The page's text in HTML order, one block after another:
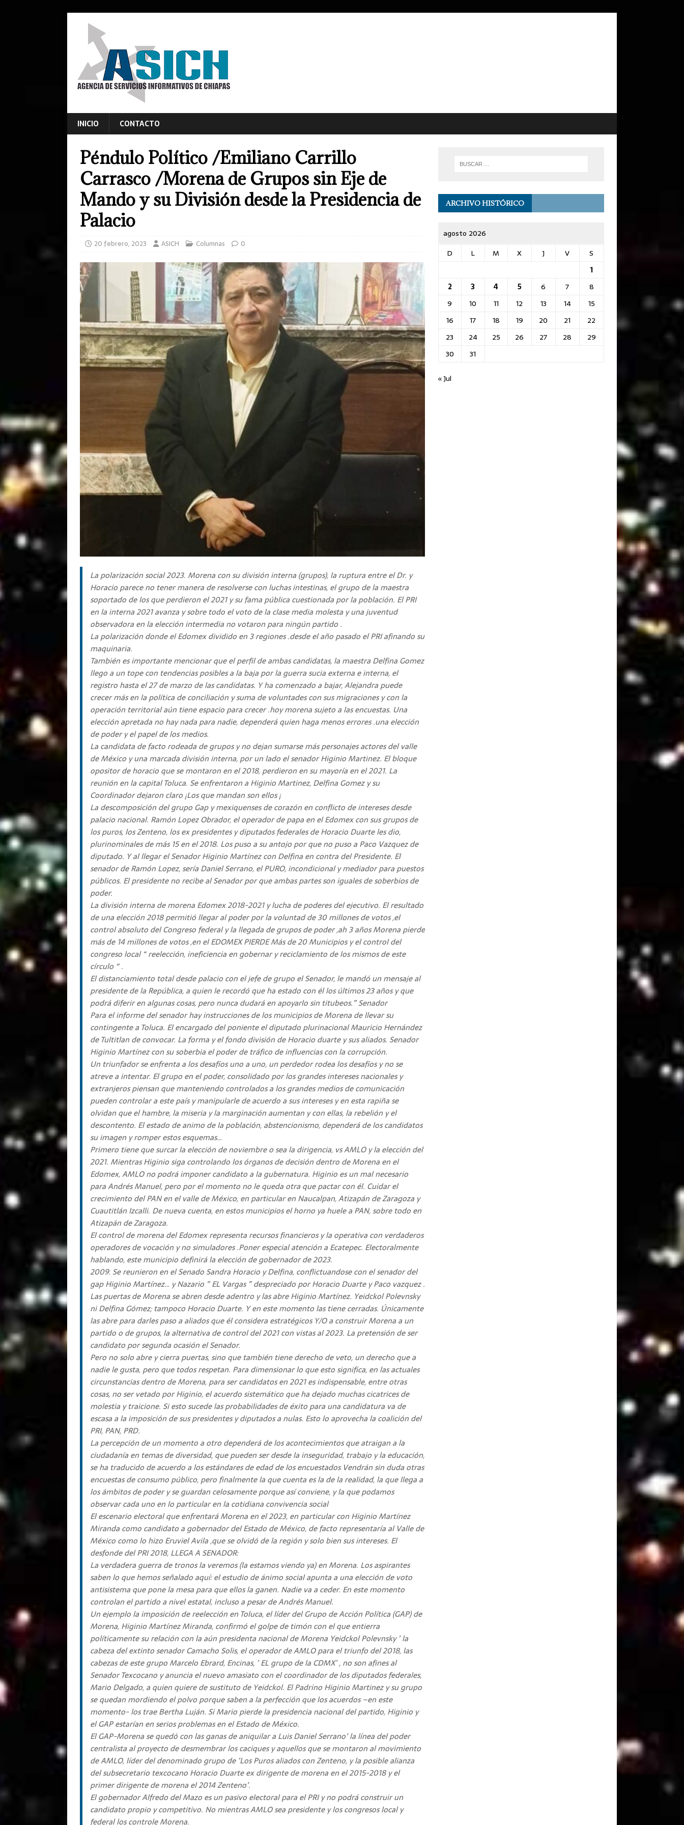
INICIO CONTACTO
Péndulo Político /Emiliano Carrillo
Carrasco /Morena de Grupos sin Eje de
Mando y su División desde la Presidencia de
Palacio
20 febrero, 2023 ASICH Columnas 0
La polarización social 2023. Morena con su división interna (grupos), la ruptura entre el Dr. y
Horacio parece no tener manera de resolverse con luchas intestinas, el grupo de la maestra
soportado de los que perdieron el 2021 y su fama pública cuestionada por la población. El PRI
en la interna 2021 avanza y sobre todo el voto de la clase media molesta y una juventud
observadora en la elección intermedia no votaron para ningún partido .
La polarización donde el Edomex dividido en 3 regiones .desde el año pasado el PRI afinando su
maquinaria.
También es importante mencionar que el perfil de ambas candidatas, la maestra Delfina Gomez
llego a un tope con tendencias posibles a la baja por la guerra sucia externa e interna, el
registro hasta el 27 de marzo de las candidatas. Y ha comenzado a bajar, Alejandra puede
crecer más en la política de conciliación y suma de voluntades con sus migraciones y con la
operación territorial aún tiene espacio para crecer .hoy morena sujeto a las encuestas. Una
elección apretada no hay nada para nadie, dependerá quien haga menos errores .una elección
de poder y el papel de los medios.
La candidata de facto rodeada de grupos y no dejan sumarse más personajes actores del valle
de México y una marcada división interna, por un lado el senador Higinio Martinez. El bloque
opositor de horacio que se montaron en el 2018, perdieron en su mayoría en el 2021. La
reunión en la capital Toluca. Se enfrentaron a Higinio Martinez, Delfina Gomez y su
Coordinador dejaron claro ¡Los que mandan son ellos ¡
La descomposición del grupo Gap y mexiquenses de corazón en conflicto de intereses desde
palacio nacional. Ramón Lopez Obrador, el operador de papa en el Edomex con sus grupos de
los puros, los Zenteno, los ex presidentes y diputados federales de Horacio Duarte les dio,
plurinominales de más 15 en el 2018. Los puso a su antojo por que no puso a Paco Vazquez de
diputado. Y al llegar el Senador Higinio Martínez con Delfina en contra del Presidente. El
senador de Ramón Lopez, sería Daniel Serrano, el PURO, incondicional y mediador para puestos
públicos. El presidente no recibe al Senador por que ambas partes son iguales de soberbios de
poder.
La división interna de morena Edomex 2018-2021 y lucha de poderes del ejecutivo. El resultado
de una elección 2018 permitió llegar al poder por la voluntad de 30 millones de votos ,el
control absoluto del Congreso federal y la llegada de grupos de poder ,ah 3 años Morena pierde
más de 14 millones de votos ,en el EDOMEX PIERDE Más de 20 Municipios y el control del
congreso local “ reelección, ineficiencia en gobernar y reciclamiento de los mismos de este
círculo “ .
El distanciamiento total desde palacio con el jefe de grupo el Senador, le mandó un mensaje al
presidente de la República, a quien le recordó que ha estado con él los últimos 23 años y que
podrá diferir en algunas cosas, pero nunca dudará en apoyarlo sin titubeos.” Senador
Para el informe del senador hay instrucciones de los municipios de Morena de llevar su
contingente a Toluca. El encargado del poniente el diputado plurinacional Mauricio Hernández
de Tultitlan de convocar. La forma y el fondo división de Horacio duarte y sus aliados. Senador
Higinio Martínez con su soberbia el poder de tráfico de influencias con la corrupción.
Un triunfador se enfrenta a los desafíos uno a uno, un perdedor rodea los desafíos y no se
atreve a intentar. El grupo en el poder, consolidado por los grandes intereses nacionales y
extranjeros piensan que manteniendo controlados a los grandes medios de comunicación
pueden controlar a este país y manipularle de acuerdo a sus intereses y en esta rapiña se
olvidan que el hambre, la miseria y la marginación aumentan y con ellas, la rebelión y el
descontento. El estado de animo de la población, abstencionismo, dependerá de los candidatos
su imagen y romper estos esquemas…
Primero tiene que surcar la elección de noviembre o sea la dirigencia, vs AMLO y la elección del
2021. Mientras Higinio siga controlando los órganos de decisión dentro de Morena en el
Edomex, AMLO no podrá imponer candidato a la gubernatura. Higinio es un mal necesario
para Andrés Manuel, pero por el momento no le queda otra que pactar con él. Cuidar el
crecimiento del PAN en el valle de México, en particular en Naucalpan, Atizapán de Zaragoza y
Cuautitlán Izcalli. De nueva cuenta, en estos municipios el horno ya huele a PAN, sobre todo en
Atizapán de Zaragoza.
El control de morena del Edomex representa recursos financieros y la operativa con verdaderos
operadores de vocación y no simuladores .Poner especial atención a Ecatepec. Electoralmente
hablando, este municipio definirá la elección de gobernador de 2023.
2009. Se reunieron en el Senado Sandra Horacio y Delfina, conflictuandose con el senador del
gap Higinio Martínez… y Nazario ” EL Vargas ” despreciado por Horacio Duarte y Paco vazquez .
Las puertas de Morena se abren desde adentro y las abre Higinio Martínez. Yeidckol Polevnsky
ni Delfina Gómez; tampoco Horacio Duarte. Y en este momento las tiene cerradas. Únicamente
las abre para darles paso a aliados que él considera estratégicos Y/O a construir Morena a un
partido o de grupos, la alternativa de control del 2021 con vistas al 2023. La pretensión de ser
candidato por segunda ocasión el Senador.
Pero no solo abre y cierra puertas, sino que también tiene derecho de veto, un derecho que a
nadie le gusta, pero que todos respetan. Para dimensionar lo que esto significa, en las actuales
circunstancias dentro de Morena, para ser candidatos en 2021 es indispensable, entre otras
cosas, no ser vetado por Higinio, el acuerdo sistemático que ha dejado muchas cicatrices de
molestia y traicione. Si esto sucede las probabilidades de éxito para una candidatura va de
escasa a la imposición de sus presidentes y diputados a nulas. Esto lo aprovecha la coalición del
PRI, PAN, PRD.
La percepción de un momento a otro dependerá de los acontecimientos que atraigan a la
ciudadanía en temas de diversidad, que pueden ser desde la inseguridad, trabajo y la educación,
se ha traducido de acuerdo a los estándares de edad de los encuestados Vendrán sin duda otras
encuestas de consumo público, pero finalmente la que cuenta es la de la realidad, la que llega a
los ámbitos de poder y se guardan celosamente porque así conviene, y la que podamos
observar cada uno en lo particular en la cotidiana convivencia social
El escenario electoral que enfrentará Morena en el 2023, en particular con Higinio Martínez
Miranda como candidato a gobernador del Estado de México, de facto representaría al Valle de
México como lo hizo Eruviel Avila ,que se olvidó de la región y solo bien sus intereses. El
desfonde del PRI 2018, LLEGA A SENADOR:
La verdadera guerra de tronos la veremos (la estamos viendo ya) en Morena. Los aspirantes
saben lo que hemos señalado aquí: el estudio de ánimo social apunta a una elección de voto
antisistema que pone la mesa para que ellos la ganen. Nadie va a ceder. En este momento
controlan el partido a nivel estatal, incluso a pesar de Andrés Manuel.
Un ejemplo la imposición de reelección en Toluca, el líder del Grupo de Acción Política (GAP) de
Morena, Higinio Martínez Miranda, confirmó el golpe de timón con el que entierra
políticamente su relación con la aún presidenta nacional de Morena Yeidckol Polevnsky ’ la
cabeza del extinto senador Camacho Solis, el operador de AMLO para el triunfo del 2018, las
cabezas de este grupo Marcelo Ebrard, Encinas, ’ EL grupo de la CDMX’ , no son afines al
Senador Texcocano y anuncia el nuevo amasiato con el coordinador de los diputados federales,
Mario Delgado, a quien quiere de sustituto de Yeidckol. El Padrino Higinio Martinez y su grupo
se quedan mordiendo el polvo porque saben a la perfección que los acuerdos –en este
momento- los trae Bertha Luján. Si Mario pierde la presidencia nacional del partido, Higinio y
el GAP estarían en serios problemas en el Estado de México.
El GAP-Morena se quedó con las ganas de aniquilar a Luis Daniel Serrano’ la línea del poder
centralista al proyecto de desmembrar los caciques y aquellos que se montaron al movimiento
de AMLO, líder del denominado grupo de ’Los Puros aliados con Zenteno, y la posible alianza
del subsecretario texcocano Horacio Duarte ex dirigente de morena en el 2015-2018 y el
primer dirigente de morena el 2014 Zenteno’.
El gobernador Alfredo del Mazo es un pasivo electoral para el PRI y no podrá construir un
candidato propio y competitivo. No mientras AMLO sea presidente y los congresos local y
federal los controle Morena.
ARCHIVO HISTÓRICO
agosto 2026
D
L M X J V
S
1
2
3 4 5 6 7
8
9
10 11 12 13 14
15
16
17 18 19 20 21
22
23
24 25 26 27 28
29
30
31
« Jul